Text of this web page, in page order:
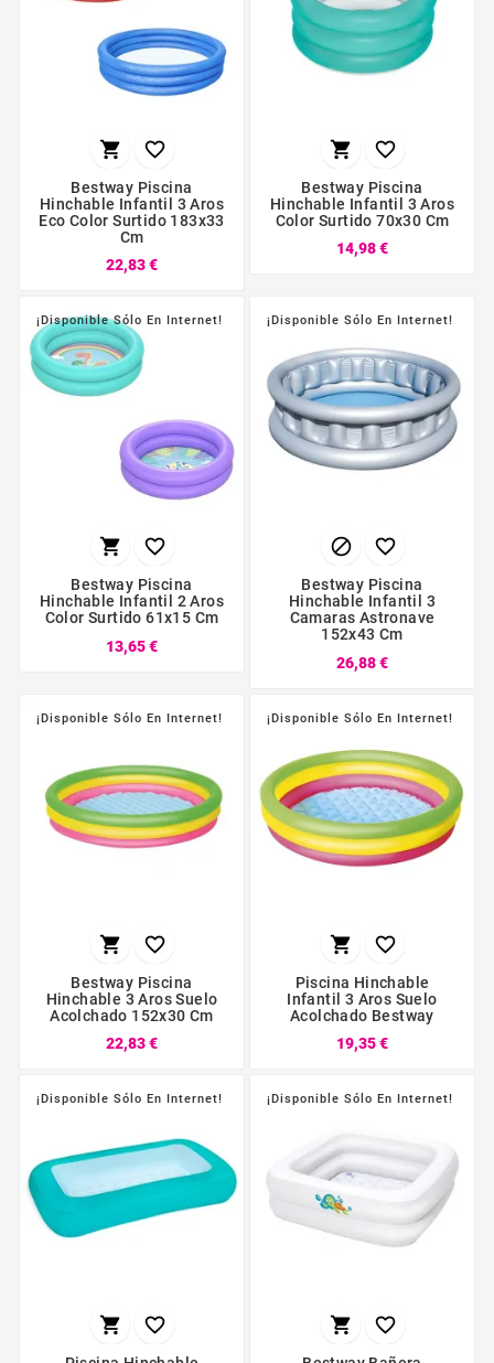
 
Bestway Piscina
Hinchable Infantil 3 Aros
Eco Color Surtido 183x33
Cm
22,83 €
 
Bestway Piscina
Hinchable Infantil 3 Aros
Color Surtido 70x30 Cm
14,98 €
¡Disponible Sólo En Internet!
 
Bestway Piscina
Hinchable Infantil 2 Aros
Color Surtido 61x15 Cm
13,65 €
¡Disponible Sólo En Internet!
 
Bestway Piscina
Hinchable Infantil 3
Camaras Astronave
152x43 Cm
26,88 €
¡Disponible Sólo En Internet!
 
Bestway Piscina
Hinchable 3 Aros Suelo
Acolchado 152x30 Cm
22,83 €
¡Disponible Sólo En Internet!
 
Piscina Hinchable
Infantil 3 Aros Suelo
Acolchado Bestway
19,35 €
¡Disponible Sólo En Internet!
 
¡Disponible Sólo En Internet!
 